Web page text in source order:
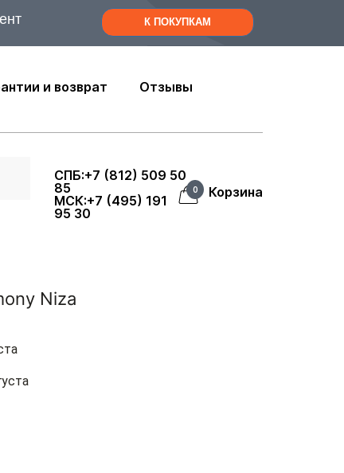
К ПОКУПКАМ
и возврат
Отзывы
СПБ:+7 (812) 509 50
85
МСК:+7 (495) 191
95 30
0 Корзина
Niza